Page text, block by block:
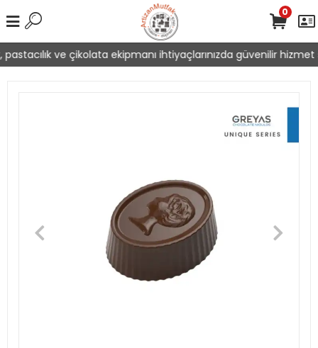
ve çikolata ekipmanı ihtiyaçlarınızda güvenilir hizmet
0